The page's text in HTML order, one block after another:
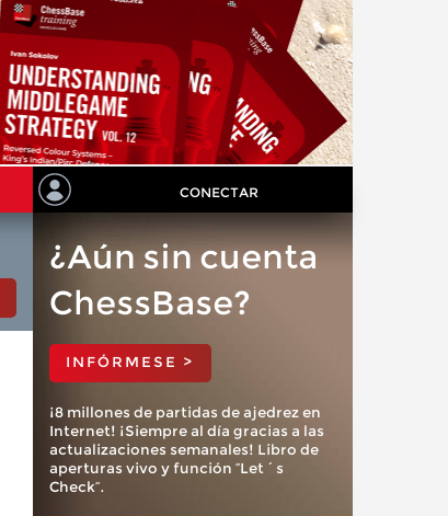
CONECTAR
¿Aún sin cuenta
ChessBase?
INFÓRMESE >
¡8 millones de partidas de ajedrez en
Internet! ¡Siempre al día gracias a las
actualizaciones semanales! Libro de
aperturas vivo y función “Let´s
Check”.